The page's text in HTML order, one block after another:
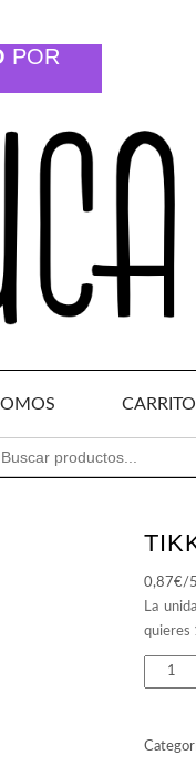
POR
CARRITO
0,87€/
TIKKA
MASALA